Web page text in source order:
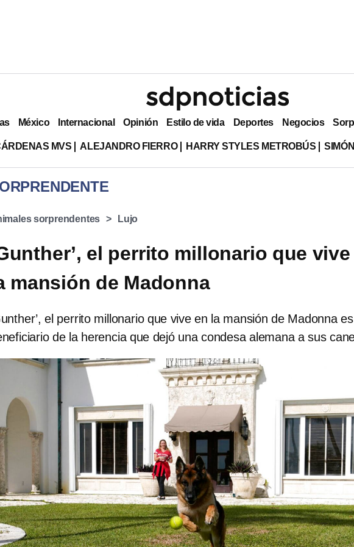
México Internacional Opinión Estilo de vida Deportes Negocios
MVS ALEJANDRO FIERRO HARRY STYLES METROBÚS
sorprendentes Lujo
el perrito millonario que
mansión de Madonna
el perrito millonario que vive en la mansión de Madonna es
de la herencia que dejó una condesa alemana a sus